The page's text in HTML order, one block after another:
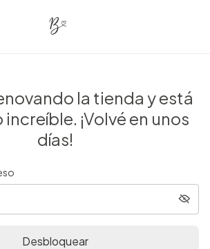
la tienda y está
¡Volvé en unos
días!
Desbloquear